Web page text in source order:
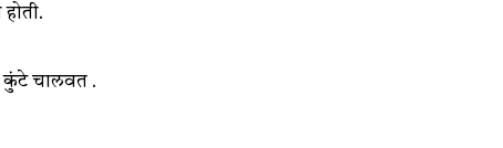
कुंटे चालवत .